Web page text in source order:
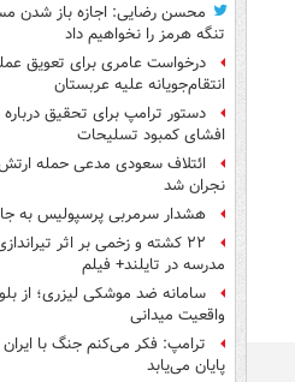
محسن رضایی: اجازه باز شدن
تنگه هرمز را نخواهیم داد
درخواست عامری برای تعویق
انتقام‌جویانه علیه عربستان
دستور ترامپ برای تحقیق
افشای کمبود تسلیحات
ائتلاف سعودی مدعی حمله
نجران شد
هشدار سرمربی پرسپولیس به
۲۲ کشته و زخمی بر اثر
مدرسه در تایلند+ فیلم
سامانه ضد موشکی لیزری؛ از
واقعیت میدانی
ترامپ: فکر می‌کنم جنگ با
پایان می‌یابد